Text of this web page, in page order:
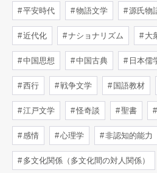
平安時代 物語文学 源氏物
近代化 ナショナリズム 大
中国思想 中国古典 日本儒
西行 戦争文学 国語教材
江戸文学 怪奇談 聖書
感情 心理学 非認知的能力
多文化関係（多文化間の対人関係）